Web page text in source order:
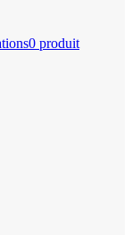
0 produit